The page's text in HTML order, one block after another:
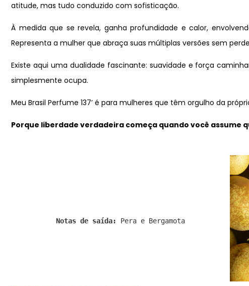
atitude, mas tudo conduzido com sofisticação.
À medida que se revela, ganha profundidade e calor,
Representa a mulher que abraça suas múltiplas versões sem
Existe aqui uma dualidade fascinante: suavidade e força
simplesmente ocupa.
Meu Brasil Perfume 137’ é para mulheres que têm orgulho da
Porque liberdade verdadeira começa quando você assume
Notas de saída: Pera e Bergamota